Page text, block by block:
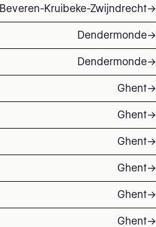
Beveren-Kruibeke-Zwijndrecht→
Dendermonde→
Dendermonde→
Ghent→
Ghent→
Ghent→
Ghent→
Ghent→
Ghent→